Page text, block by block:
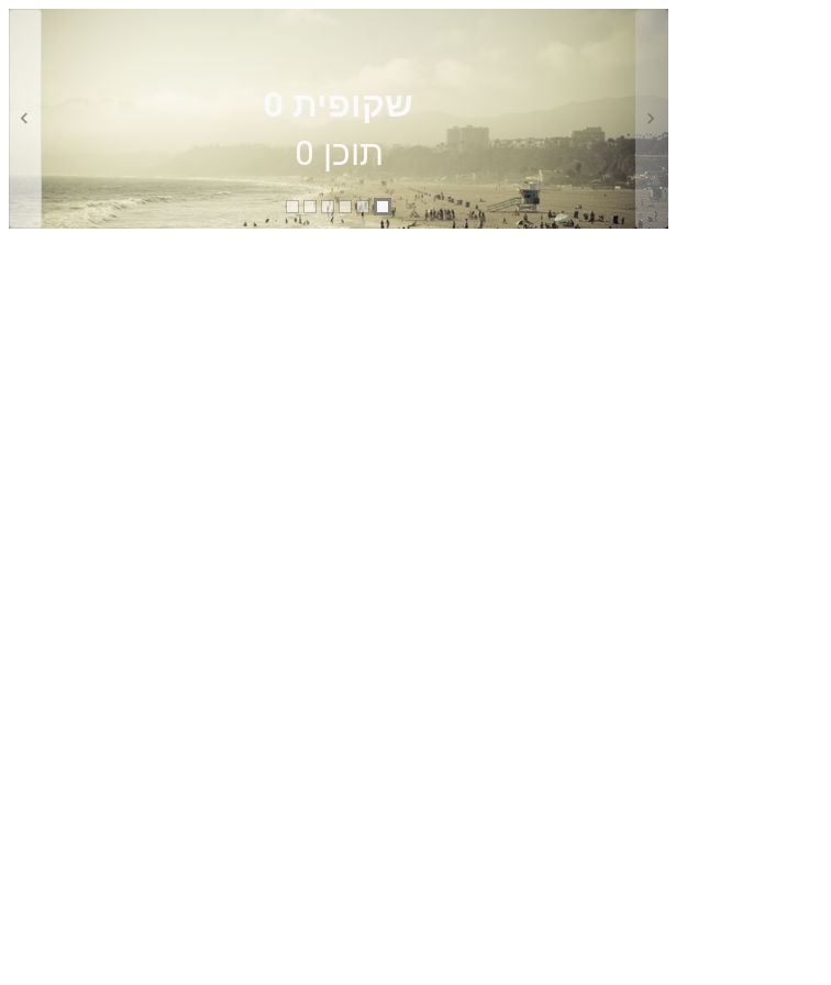
שקופית 0
תוכן 0